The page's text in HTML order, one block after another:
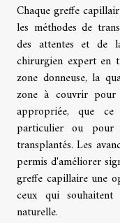
Chaque greffe
les méthodes de
des attentes et de
chirurgien expert en
zone donneuse, la
zone à couvrir pour
appropriée, que
particulier ou pour
transplantés. Les
permis d'améliorer
greffe capillaire une
ceux qui
naturelle.